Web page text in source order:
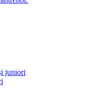
juniori